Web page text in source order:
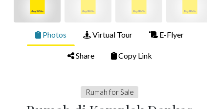
Photos Virtual Tour E-Flyer
Share Copy Link
Rumah for Sale